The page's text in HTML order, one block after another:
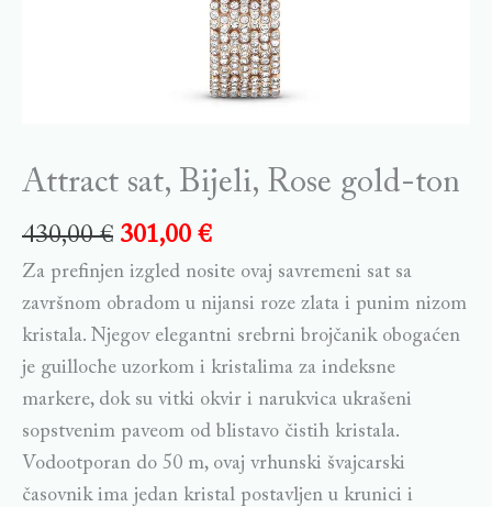
Attract sat, Bijeli, Rose gold-ton
430,00€ 301,00 €
Za prefinjen izgled nosite ovaj savremeni sat sa
završnom obradom u nijansi roze zlata i punim nizom
kristala. Njegov elegantni srebrni brojčanik obogaćen
je guilloche uzorkom i kristalima za indeksne
markere, dok su vitki okvir i narukvica ukrašeni
sopstvenim paveom od blistavo čistih kristala.
Vodootporan do 50 m, ovaj vrhunski švajcarski
časovnik ima jedan kristal postavljen u krunici i